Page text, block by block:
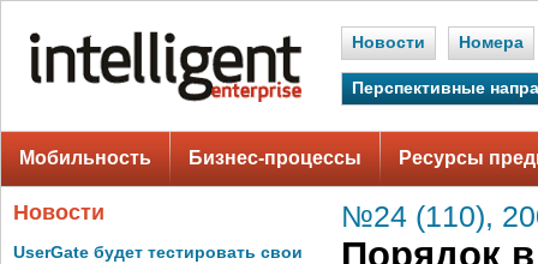
Новости Номера
Перспективные
Мобильность Бизнес-процессы Ресурсы
Новости
UserGate будет тестировать свои
№24 (110),
Порядок